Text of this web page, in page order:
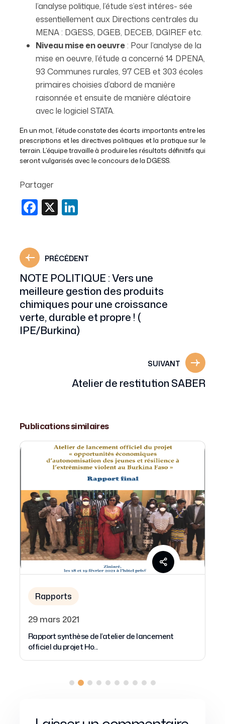
l’analyse politique, l’étude s’est intéres- sée
essentiellement aux Directions centrales du
MENA : DGESS, DGEB, DECEB, DGIREF etc.
Niveau mise en oeuvre: Pour l’analyse de la
mise en oeuvre, l’étude a concerné 14 DPENA,
93 Communes rurales, 97 CEB et 303 écoles
primaires choisies d’abord de manière
raisonnée et ensuite de manière aléatoire
avec le logiciel STATA.
En un mot, l’étude constate des écarts importants entre les
prescriptions et les directives politiques et la pratique sur le
terrain. L’équipe travaille à produire les résultats définitifs qui
seront vulgarisés avec le concours de la DGESS.
Partager
Facebook
X
PRÉCÉDENT
NOTE POLITIQUE : Vers une
meilleure gestion des produits
chimiques pour une croissance
verte, durable et propre ! (
IPE/Burkina)
SUIVANT
Atelier de restitution SABER
Publications similaires
Rapports
29 mars 2021
Rapport synthèse de l’atelier de lancement
officiel du projet Ho...